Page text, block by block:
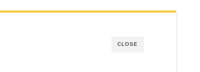
CLOSE